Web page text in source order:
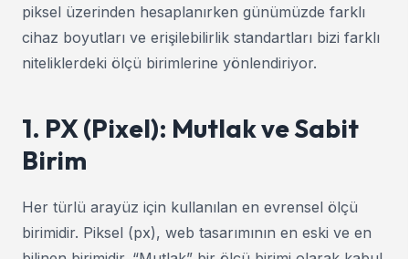
piksel üzerinden hesaplanırken günümüzde farklı
cihaz boyutları ve erişilebilirlik standartları bizi farklı
niteliklerdeki ölçü birimlerine yönlendiriyor.
1. PX (Pixel): Mutlak ve Sabit
Birim
Her türlü arayüz için kullanılan en evrensel ölçü
birimidir. Piksel (px), web tasarımının en eski ve en